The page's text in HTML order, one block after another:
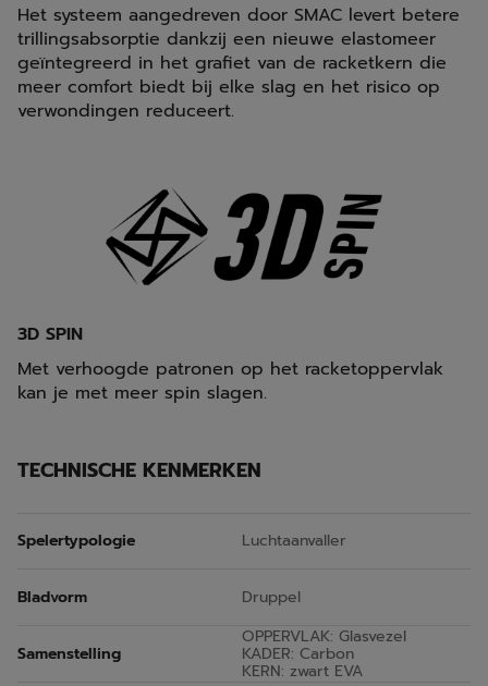
Het systeem aangedreven door SMAC levert betere
trillingsabsorptie dankzij een nieuwe elastomeer
geïntegreerd in het grafiet van de racketkern die
meer comfort biedt bij elke slag en het risico op
verwondingen reduceert.
3D SPIN
Met verhoogde patronen op het racketoppervlak
kan je met meer spin slagen.
TECHNISCHE KENMERKEN
Spelertypologie Luchtaanvaller
Bladvorm Druppel
Samenstelling
OPPERVLAK: Glasvezel
KADER: Carbon
KERN: zwart EVA